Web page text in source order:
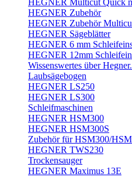
HEGNER Multicut Quick
HEGNER Zubehör
HEGNER Zubehör
HEGNER Sägeblätter
HEGNER 6 mm
HEGNER 12mm
Wissenswertes über
Laubsägebogen
HEGNER LS250
HEGNER LS300
Schleifmaschinen
HEGNER HSM300
HEGNER HSM300S
Zubehör für HSM300/
HEGNER TWS230
Trockensauger
HEGNER Maximus 13E